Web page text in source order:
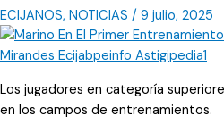
ECIJANOS, NOTICIAS / 9 julio, 2025
Los jugadores en categoría
en los campos de entrenamientos.